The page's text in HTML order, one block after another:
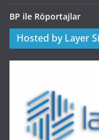
BP ile Röportajlar
Hosted by Layer